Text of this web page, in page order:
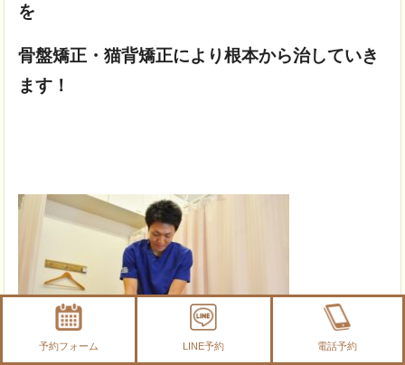
を
骨盤矯正・猫背矯正により根本から治していき
ます！
予約フォーム LINE予約 電話予約